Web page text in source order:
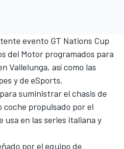
evento GT Nations Cup
del Motor programados para
Vallelunga, así como las
y de eSports.
suministrar el chasis de
coche propulsado por el
usa en las series italiana y
por el equipo de